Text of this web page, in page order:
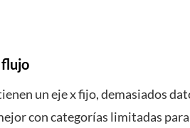
flujo
un eje x fijo, demasiados
con categorías limitadas para